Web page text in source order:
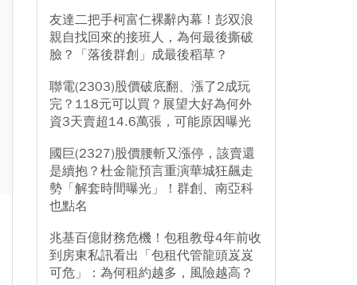
友達二把手柯富仁裸辭內幕！彭双浪
親自找回來的接班人，為何最後撕破
臉？「落後群創」成最後稻草？
聯電(2303)股價破底翻、漲了2成玩
完？118元可以買？展望大好為何外
資3天賣超14.6萬張，可能原因曝光
國巨(2327)股價腰斬又漲停，該賣還
是續抱？杜金龍預言重演華城狂飆走
勢「解套時間曝光」！群創、南亞科
也點名
兆基百億財務危機！包租教母4年前收
到房東私訊看出「包租代管龍頭岌岌
可危」：為何租約越多，風險越高？